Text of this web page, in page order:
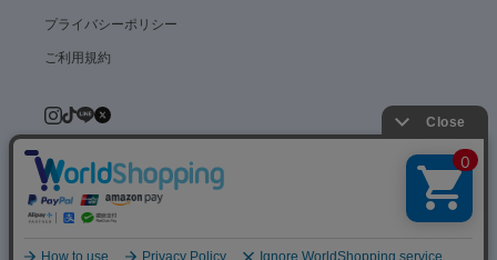
プライバシーポリシー
ご利用規約
© weardept co.,ltd. All rights reserved.